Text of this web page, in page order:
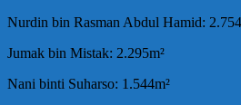
Nurdin bin Rasman Abdul Hamid:
Jumak bin Mistak: 2.295m²
Nani binti Suharso: 1.544m²